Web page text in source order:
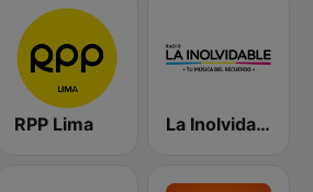
RPP Lima La Inolvidable